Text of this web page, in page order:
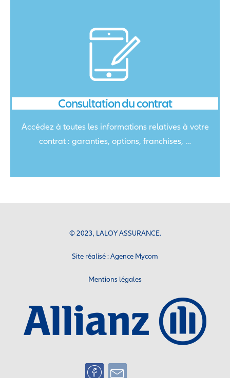
Consultation du contrat
Accédez à toutes les informations relatives à votre
contrat : garanties, options, franchises, …
© 2023, LALOY ASSURANCE.
Site réalisé :Agence Mycom
Mentions légales